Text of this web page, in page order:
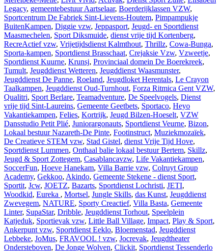
Legacy, gemeentebestuur Aartselaar, Boerderijklassen VZW,
Sportcentrum De Fabriek Sint-Lievens-Houtem, Pimpampukje
BuitenKampen, Diggie vzw, Jeppasport, Jeugd- en Sportdienst
Maasmechelen, Sport Diksmuide, dienst vrije tijd Kortenberg,
RecreActief vzw, Vrijetijdsdienst Kalmthout, Thrillz, Cowa-Bunga,
Sporta-kampen, Sportdienst Brasschaat, Crejaksie Vzw, Vzweetje,
Sportdienst Kuurne, Krunsj, Provinciaal domein De Boerekreek,
Tumult, Jeugddienst Wetteren, Jeugddienst Waasmunster,
Jeugddienst De Panne, Roeland, Jeugdloket Herentals, Le Crayon
Taalkampen, Jeugddienst Oud-Turnhout, Forza Ritmica Gent VZW,
Qualitri, Sport Berlare, Teamadventure, De Speelvogels, Dienst
vrije tijd Sint-Laureins, Gemeente Geetbets, Sportaco, Heyo
Vakantiekampen, Felies, Kortrijk, Jeugd Bilzen-Hoeselt, VZW
Dansstudio Petit Plié, Juniorargonauts, Sportdienst Veurne, Bizon,
Lokaal bestuur Nazareth-De Pinte, Footinstruct, Muziekmozaïek,
De Creatieve STEM vzw, Stad Gistel, dienst Vrije Tijd Hove,
Sportdienst Lummen, Onthaal balie lokaal bestuur Bertem, Skillz,
Jeugd & Sport Zottegem, Casablancavzw, Life Vakantiekampen,
SoccerFun, Hoeve Hanekam, Villa Barrie vzw, Colruyt Group
Academy, Gekkoo, Akindo, Gemeente Stekene - dienst Sport,
Sportit, Jcw, JOETZ, Bazarts, Sportdienst Lochristi, JETI,
Woodkid, Eureka , Mortsel, Jungle Skills, das Kunst, Jeugddienst
Zwevegem, NATURE, Sporty Creactief, Villa Basta, Gemeente
Linter, SupaStar, Dribble, Jeugddienst Torhout, Speelplein
Katjeduk, Sportievak vzw, Little Ball Village, Impact, Play & Sport,
Ankerpunt vzw, Sportdienst Eeklo, Bloemenstad, Jeugddienst
Lebbeke, JoMus, FRAVOOL ! vzw, Jocrevak, Jeugdtheater
Ondersteboven, De Jonge Wolven, Clickit, Sportdienst Tessenderlo